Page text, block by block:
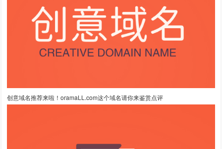
创意域名推荐来啦！oramaLL.com这个域名请你来鉴赏点评